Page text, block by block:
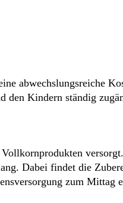
abwechslungsreiche
den Kindern ständig
Dabei findet die
zum Mittag